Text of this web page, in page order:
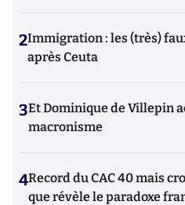
2Immigration : les (très)
après Ceuta
3Et Dominique de Villepin
macronisme
4Record du CAC 40 mais
que révèle le paradoxe